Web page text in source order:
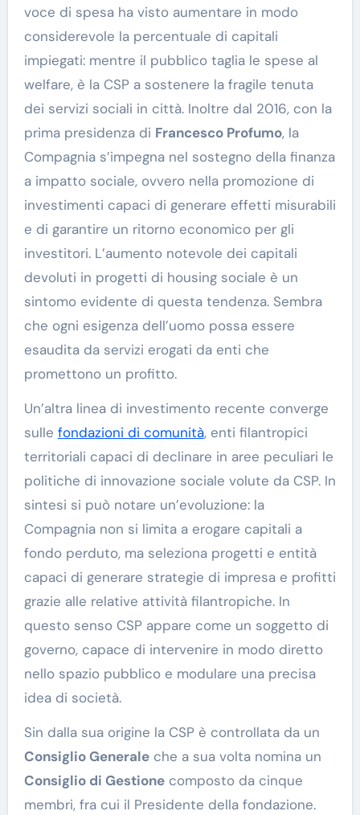
voce di spesa ha visto aumentare in modo
considerevole la percentuale di capitali
impiegati: mentre il pubblico taglia le spese al
welfare, è la CSP a sostenere la fragile tenuta
dei servizi sociali in città. Inoltre dal 2016, con la
prima presidenza di Francesco Profumo, la
Compagnia s’impegna nel sostegno della finanza
a impatto sociale, ovvero nella promozione di
investimenti capaci di generare effetti misurabili
e di garantire un ritorno economico per gli
investitori. L’aumento notevole dei capitali
devoluti in progetti di housing sociale è un
sintomo evidente di questa tendenza. Sembra
che ogni esigenza dell’uomo possa essere
esaudita da servizi erogati da enti che
promettono un profitto.
Un’altra linea di investimento recente converge
sulle fondazioni di comunità, enti filantropici
territoriali capaci di declinare in aree peculiari le
politiche di innovazione sociale volute da CSP. In
sintesi si può notare un’evoluzione: la
Compagnia non si limita a erogare capitali a
fondo perduto, ma seleziona progetti e entità
capaci di generare strategie di impresa e profitti
grazie alle relative attività filantropiche. In
questo senso CSP appare come un soggetto di
governo, capace di intervenire in modo diretto
nello spazio pubblico e modulare una precisa
idea di società.
Sin dalla sua origine la CSP è controllata da un
Consiglio Generaleche a sua volta nomina un
Consiglio di Gestionecomposto da cinque
membri, fra cui il Presidente della fondazione.